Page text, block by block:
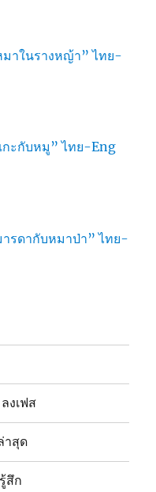
มาในรางหญ้า” ไทย-
กะกับหมู” ไทย-Eng
ารดากับหมาป่า” ไทย-
งเฟส
าสุด
สึก